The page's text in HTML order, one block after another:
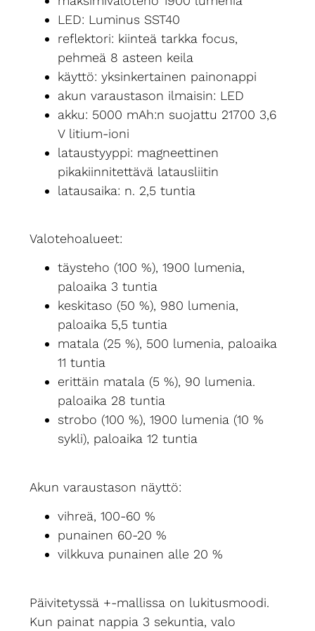
LED: Luminus SST40
reflektori: kiinteä tarkka focus,
pehmeä 8 asteen keila
käyttö: yksinkertainen painonappi
akun varaustason ilmaisin: LED
akku: 5000 mAh:n suojattu 21700 3,6
V litium-ioni
lataustyyppi: magneettinen
pikakiinnitettävä latausliitin
latausaika: n. 2,5 tuntia
Valotehoalueet:
täysteho (100 %), 1900 lumenia,
paloaika 3 tuntia
keskitaso (50 %), 980 lumenia,
paloaika 5,5 tuntia
matala (25 %), 500 lumenia, paloaika
11 tuntia
erittäin matala (5 %), 90 lumenia.
paloaika 28 tuntia
strobo (100 %), 1900 lumenia (10 %
sykli), paloaika 12 tuntia
Akun varaustason näyttö:
vihreä, 100-60 %
punainen 60-20 %
vilkkuva punainen alle 20 %
Päivitetyssä +-mallissa on lukitusmoodi.
Kun painat nappia 3 sekuntia, valo